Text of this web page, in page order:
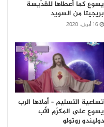
يسوع كما أعطاها للقدّيسة
بريجيتا من السويد
16 أبريل، 2020
تساعية التسليم – أملاها الرب
يسوع على المكرّم الأب
دوليندو روتولو